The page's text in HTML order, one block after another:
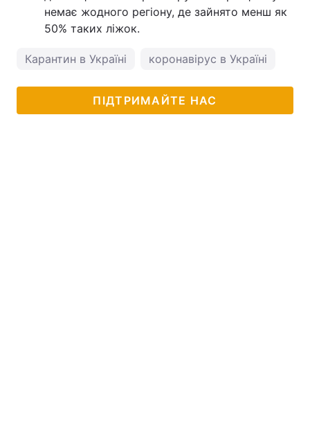
немає жодного регіону, де зайнято менш як
50% таких ліжок.
Карантин в Україні коронавірус в Україні
ПІДТРИМАЙТЕ НАС